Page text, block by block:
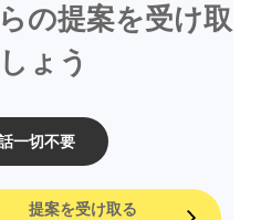
の提案を受け取
ょう
一切不要
提案を受け取る